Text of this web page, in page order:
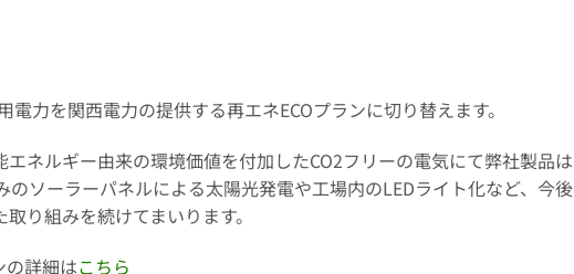
力を関西電力の提供する再エネECOプランに切り替えます。
ネルギー由来の環境価値を付加したCO2フリーの電気にて弊社製品は
のソーラーパネルによる太陽光発電や工場内のLEDライト化など、今後
り組みを続けてまいります。
詳細はこちら